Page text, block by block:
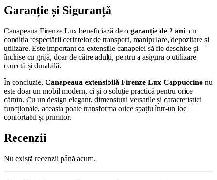
Garanție și Siguranță
Canapeaua Firenze Lux beneficiază de o garanție de 2 ani, cu
condiția respectării cerințelor de transport, manipulare, depozitare și
utilizare. Este important ca extensiile canapelei să fie deschise și
închise cu grijă, doar de către adulți, pentru a asigura o utilizare
corectă și durabilă.
În concluzie, Canapeaua extensibilă Firenze Lux Cappuccino nu
este doar un mobil modern, ci și o soluție practică pentru orice
cămin. Cu un design elegant, dimensiuni versatile și caracteristici
funcționale, aceasta poate transforma orice spațiu într-un loc
confortabil și primitor.
Recenzii
Nu există recenzii până acum.